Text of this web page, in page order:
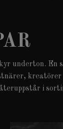
underton.
i